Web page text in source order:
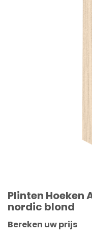
Plinten Hoeken
nordic blond
Bereken uw prijs